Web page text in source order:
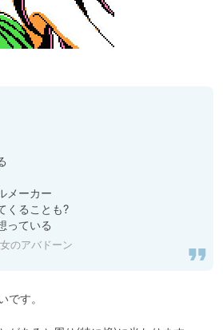
メーカー
くることも?
っている
のアバドーン
です。